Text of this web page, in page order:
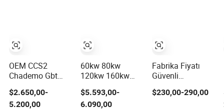
OEM CCS2
Chademo Gbt
Ocpp DC Hızlı
80kw 120kw
160kw 240kw
$2.650,00-
5.200,00
60kw 80kw
120kw 160kw
180kw DC
Elektrikli Araç
Güç Şarj Cihazı
$5.593,00-
6.090,00
Fabrika Fiyatı
Güvenli
Cloudcharge CE
FCC UL Ocpp1.6
$230,00-290,00